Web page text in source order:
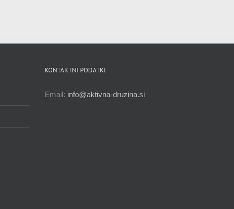
KONTAKTNI PODATKI
Email: info@aktivna-druzina.si